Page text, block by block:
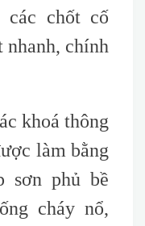
các chốt cố
nhanh, chính
khoá thông
làm bằng
sơn phủ bề
cháy nổ,